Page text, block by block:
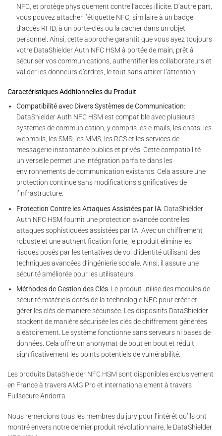
NFC, et protège physiquement contre l’accès illicite. D’autre part,
vous pouvez attacher l’étiquette NFC, similaire à un badge
d’accès RFID, à un porte-clés ou la cacher dans un objet
personnel. Ainsi, cette approche garantit que vous ayez toujours
votre DataShielder Auth NFC HSM à portée de main, prêt à
sécuriser vos communications, authentifier les collaborateurs et
valider les donneurs d’ordres, le tout sans attirer l’attention.
Caractéristiques Additionnelles du Produit
Compatibilité avec Divers Systèmes de Communication:
DataShielder Auth NFC HSM est compatible avec plusieurs
systèmes de communication, y compris les e-mails, les chats, les
webmails, les SMS, les MMS, les RCS et les services de
messagerie instantanée publics et privés. Cette compatibilité
universelle permet une intégration parfaite dans les
environnements de communication existants. Cela assure une
protection continue sans modifications significatives de
l’infrastructure.
Protection Contre les Attaques Assistées par IA: DataShielder
Auth NFC HSM fournit une protection avancée contre les
attaques sophistiquées assistées par IA. Avec un chiffrement
robuste et une authentification forte, le produit élimine les
risques posés par les tentatives de vol d’identité utilisant des
techniques avancées d’ingénierie sociale. Ainsi, il assure une
sécurité améliorée pour les utilisateurs.
Méthodes de Gestion des Clés: Le produit utilise des modules de
sécurité matériels dotés de la technologie NFC pour créer et
gérer les clés de manière sécurisée. Les dispositifs DataShielder
stockent de manière sécurisée les clés de chiffrement générées
aléatoirement. Le système fonctionne sans serveurs ni bases de
données. Cela offre un anonymat de bout en bout et réduit
significativement les points potentiels de vulnérabilité.
Les produits DataShielder NFC HSM sont disponibles exclusivement
en France à travers AMG Pro et internationalement à travers
Fullsecure Andorra.
Nous remercions tous les membres du jury pour l’intérêt qu’ils ont
montré envers notre dernier produit révolutionnaire, le DataShielder